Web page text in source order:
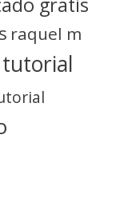
raquel m
tutorial